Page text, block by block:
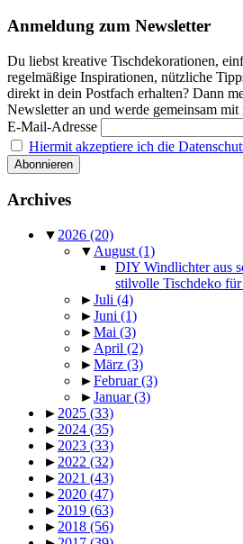
Anmeldung zum Newsletter
Du liebst kreative Tischdekorationen,
regelmäßige Inspirationen, nützliche
direkt in dein Postfach erhalten? Dann
Newsletter an und werde gemeinsam
E-Mail-Adresse
Hiermit akzeptiere ich die
Archives
▼ 2026 (20)
▼ August (1)
DIY Windlichter aus
stilvolle Tischdeko
►Juli (4)
►Juni (1)
►Mai (3)
► April (2)
►März (3)
►Februar(3)
►Januar(3)
► 2025 (33)
► 2024 (35)
► 2023 (33)
► 2022 (32)
► 2021 (43)
► 2020 (47)
► 2019 (63)
► 2018 (56)